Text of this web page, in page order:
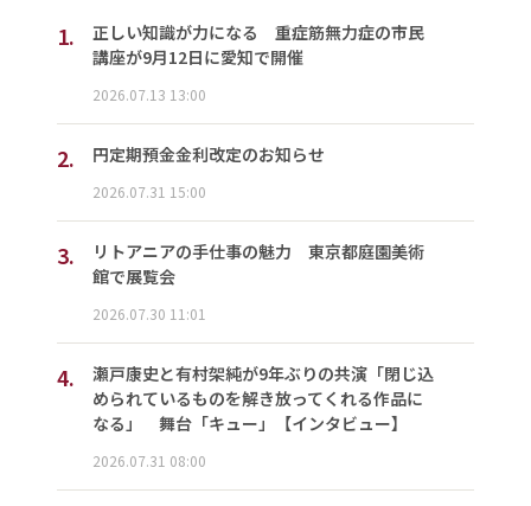
1.
正しい知識が力になる 重症筋無力症の市民
講座が9月12日に愛知で開催
2026.07.13 13:00
2. 円定期預金金利改定のお知らせ
2026.07.31 15:00
3.
リトアニアの手仕事の魅力 東京都庭園美術
館で展覧会
2026.07.30 11:01
4.
瀬戸康史と有村架純が9年ぶりの共演「閉じ込
められているものを解き放ってくれる作品に
なる」 舞台「キュー」【インタビュー】
2026.07.31 08:00